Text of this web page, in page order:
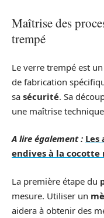
Maîtrise des
trempé
Le verre trempé est
de fabrication
sa sécurité. Sa
une maîtrise
A lire également : Les
endives à la
La première étape du
mesure. Utiliser un
aidera à obtenir des